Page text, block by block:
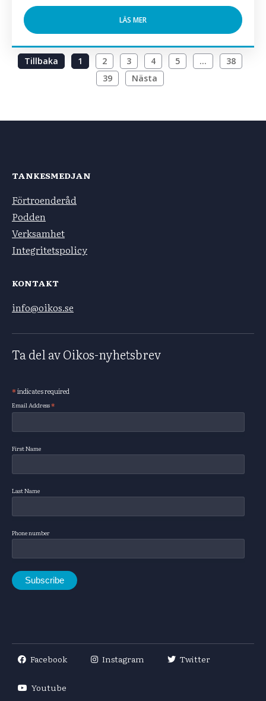
LÄS MER
Tillbaka 1 2 3 4 5 …
38
39
Nästa
TANKESMEDJAN
Förtroenderåd
Podden
Verksamhet
Integritetspolicy
KONTAKT
info@oikos.se
Ta del av Oikos-nyhetsbrev
Subscribe
*indicates required
Email Address*
First Name
Last Name
Phone number
Facebook Instagram Twitter
Youtube